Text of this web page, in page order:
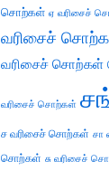
சொற்கள் ஏ வரிசைச்
வரிசைச்
வரிசைச் சொற்கள்
வரிசைச் சொற்கள்
ச வரிசைச் சொற்கள் சா
சொற்கள் சு வரிசைச்